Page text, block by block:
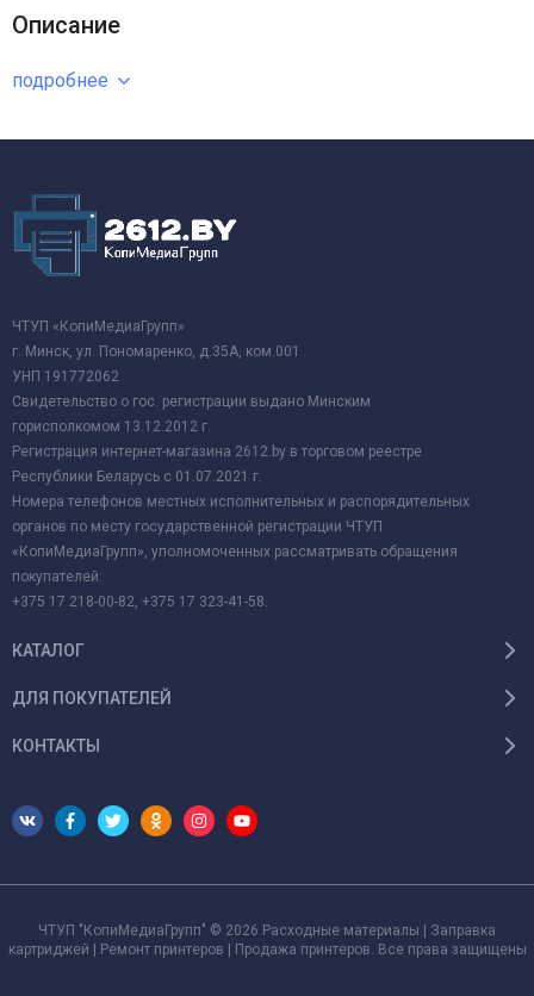
Описание
подробнее
ЧТУП «КопиМедиаГрупп»
г. Минск, ул. Пономаренко, д.35А, ком.001
УНП 191772062
Свидетельство о гос. регистрации выдано Минским
горисполкомом 13.12.2012 г.
Регистрация интернет-магазина 2612.by в торговом реестре
Республики Беларусь с 01.07.2021 г.
Номера телефонов местных исполнительных и распорядительных
органов по месту государственной регистрации ЧТУП
«КопиМедиаГрупп», уполномоченных рассматривать обращения
покупателей:
+375 17 218-00-82, +375 17 323-41-58.
КАТАЛОГ
ДЛЯ ПОКУПАТЕЛЕЙ
КОНТАКТЫ
ЧТУП "КопиМедиаГрупп" © 2026 Расходные материалы | Заправка
картриджей | Ремонт принтеров | Продажа принтеров. Все права защищены